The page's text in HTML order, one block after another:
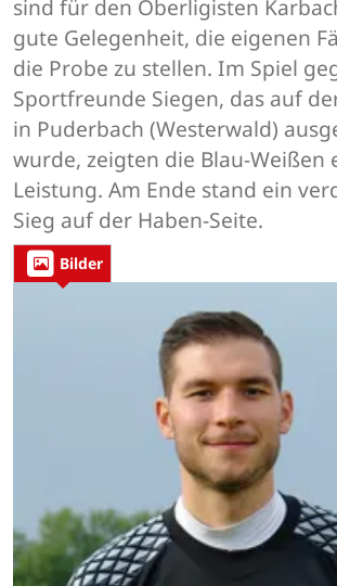
sind für den Oberligisten
gute Gelegenheit, die eigenen
die Probe zu stellen. Im Spiel
Sportfreunde Siegen, das auf
in Puderbach (Westerwald)
wurde, zeigten die Blau-Weißen
Leistung. Am Ende stand ein
Sieg auf der Haben-Seite.
Bilder